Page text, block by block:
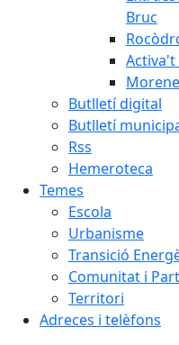
Bruc
Activa't
Butlletí digital
Butlletí
Rss
Hemeroteca
Temes
Escola
Urbanisme
Transició
Comunitat i
Territori
Adreces i telèfons